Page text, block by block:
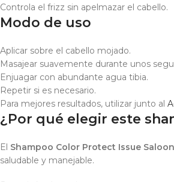
Controla el frizz sin apelmazar el cabello.
Modo de uso
Aplicar sobre el cabello mojado.
Masajear suavemente durante unos
Enjuagar con abundante agua tibia.
Repetir si es necesario.
Para mejores resultados, utilizar junto al
¿Por qué elegir este
El Shampoo Color Protect Issue
saludable y manejable.